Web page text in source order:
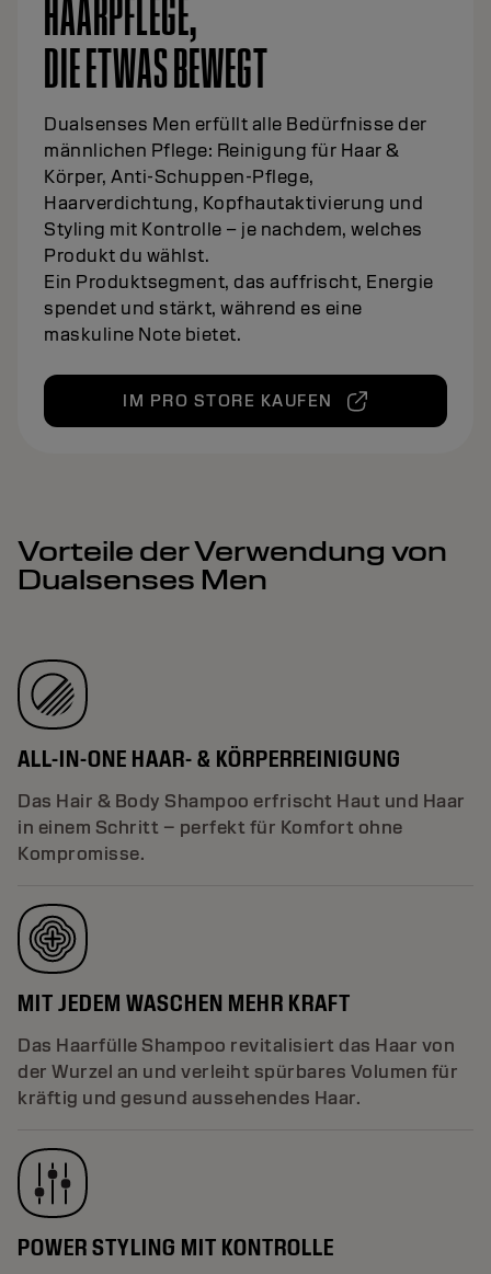
HAARPFLEGE,
DIE ETWAS BEWEGT
Dualsenses Men erfüllt alle Bedürfnisse der
männlichen Pflege: Reinigung für Haar &
Körper, Anti-Schuppen-Pflege,
Haarverdichtung, Kopfhautaktivierung und
Styling mit Kontrolle – je nachdem, welches
Produkt du wählst.
Ein Produktsegment, das auffrischt, Energie
spendet und stärkt, während es eine
maskuline Note bietet.
IM PRO STORE KAUFEN
Vorteile der Verwendung von
Dualsenses Men
ALL-IN-ONE HAAR- & KÖRPERREINIGUNG
Das Hair & Body Shampoo erfrischt Haut und Haar
in einem Schritt – perfekt für Komfort ohne
Kompromisse.
MIT JEDEM WASCHEN MEHR KRAFT
Das Haarfülle Shampoo revitalisiert das Haar von
der Wurzel an und verleiht spürbares Volumen für
kräftig und gesund aussehendes Haar.
POWER STYLING MIT KONTROLLE